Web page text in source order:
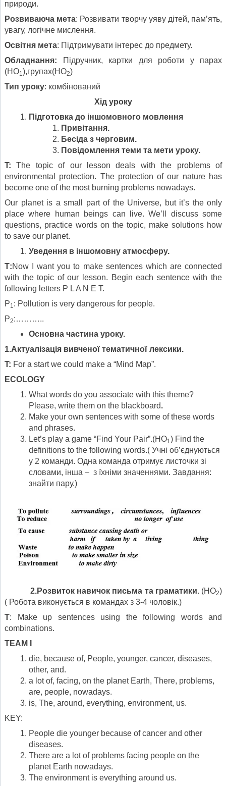
природи.
Розвиваюча мета: Розвивати творчу уяву дітей, пам’ять,
увагу, логічне мислення.
Освітня мета: Підтримувати інтерес до предмету.
Обладнання:
Підручник, картки для роботи у парах
(HO1),групах(HO2)
Тип уроку: комбінований
Хід уроку
Підготовка до іншомовного мовлення
Привітання.
Бесіда з черговим.
Повідомлення теми та мети уроку.
T: The topic of our lesson deals with the problems of
environmental protection. The protection of our nature has
become one of the most burning problems nowadays.
Our planet is a small part of the Universe, but it’s the only
place where human beings can live. We’ll discuss some
questions, practice words on the topic, make solutions how
to save our planet.
Уведення в іншомовну атмосферу.
Т:Now I want you to make sentences which are connected
with the topic of our lesson. Begin each sentence with the
following letters P L A N E T.
P1: Pollution is very dangerous for people.
P2:………..
Основна частина уроку.
1.Актуалізація вивченої тематичної лексики.
T: For a start we could make a “Mind Map”.
ECOLOGY
What words do you associate with this theme?
Please, write them on the blackboard.
Make your own sentences with some of these words
and phrases.
Let’s play a game “Find Your Pair”.(HO1) Find the
definitions to the following words.( Учні об’єднуються
у 2 команди. Одна команда отримує листочки зі
словами, інша – з їхніми значеннями. Завдання:
знайти пару.)
2.Розвиток навичок письма та граматики. (HO2)
( Робота виконується в командах з 3-4 чоловік.)
T: Make up sentences using the following words and
combinations.
TEAM I
die, because of, People, younger, cancer, diseases,
other, and.
a lot of, facing, on the planet Earth, There, problems,
are, people, nowadays.
is, The, around, everything, environment, us.
KEY:
People die younger because of cancer and other
diseases.
There are a lot of problems facing people on the
planet Earth nowadays.
The environment is everything around us.